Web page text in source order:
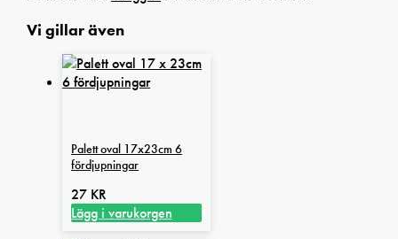
Vi gillar även
Palett oval 17x23cm 6
fördjupningar
27 KR
Lägg i varukorgen